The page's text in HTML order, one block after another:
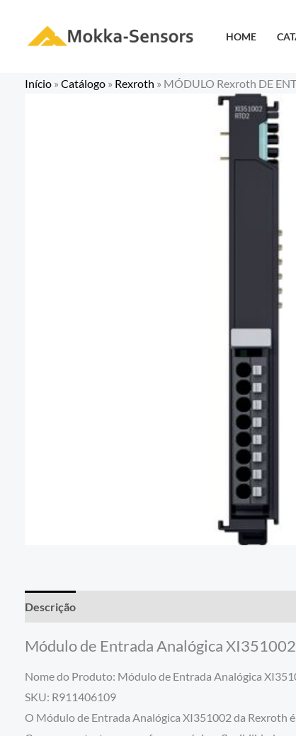
HOME
Início » Catálogo » Rexroth » MÓDULO Rexroth DE
Descrição
Módulo de Entrada Analógica
Nome do Produto: Módulo de Entrada Analógica
SKU: R911406109
O Módulo de Entrada Analógica XI351002 da Rexroth